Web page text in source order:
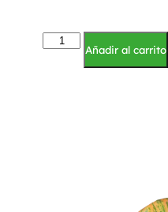
Añadir al carrito